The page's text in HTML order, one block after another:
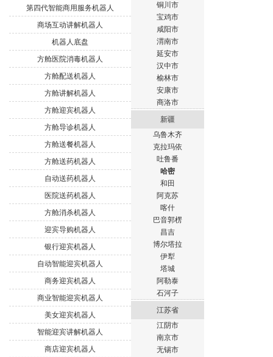
第四代智能商用服务机器人
商场互动讲解机器人
机器人底盘
方舱医院消毒机器人
方舱配送机器人
方舱讲解机器人
方舱迎宾机器人
方舱导诊机器人
方舱送餐机器人
方舱送药机器人
自动送药机器人
医院送药机器人
方舱消杀机器人
迎宾导购机器人
银行迎宾机器人
自动智能迎宾机器人
商务迎宾机器人
商业智能迎宾机器人
美女迎宾机器人
智能迎宾讲解机器人
商店迎宾机器人
铜川市
宝鸡市
咸阳市
渭南市
延安市
汉中市
榆林市
安康市
商洛市
新疆
乌鲁木齐
克拉玛依
吐鲁番
哈密
和田
阿克苏
喀什
巴音郭楞
昌吉
博尔塔拉
伊犁
塔城
阿勒泰
石河子
江苏省
江阴市
南京市
无锡市